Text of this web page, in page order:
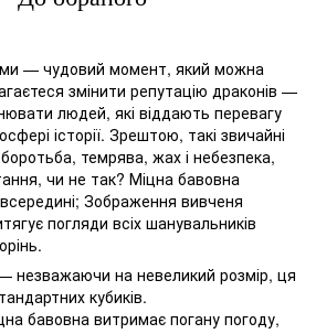
— чудовий момент, який можна
змінити репутацію драконів —
людей, які віддають перевагу
історії. Зрештою, такі звичайні
темрява, жах і небезпека,
чи не так? Міцна бавовна
Зображення вивченя
погляди всіх шанувальників
незважаючи на невеликий розмір, ця
кубиків.
бавовна витримає погану погоду,